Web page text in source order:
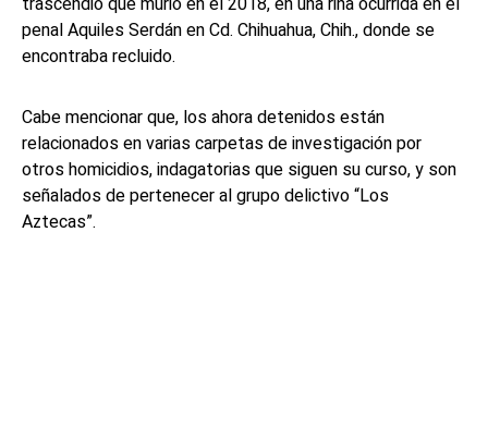
penal Aquiles Serdán en Cd. Chihuahua, Chih., donde se
encontraba recluido.
Cabe mencionar que, los ahora detenidos están
relacionados en varias carpetas de investigación por
otros homicidios, indagatorias que siguen su curso, y son
señalados de pertenecer al grupo delictivo “Los
Aztecas”.